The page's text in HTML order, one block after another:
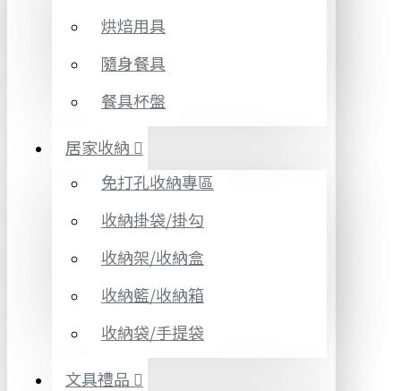
烘焙用具
隨身餐具
餐具杯盤
居家收納
免打孔收納專區
收納掛袋/掛勾
收納架/收納盒
收納籃/收納箱
收納袋/手提袋
文具禮品